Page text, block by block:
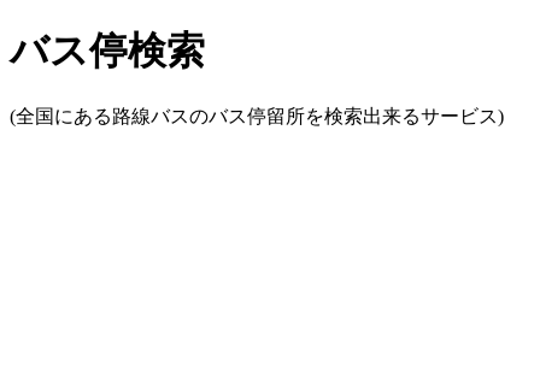
バス停検索
(全国にある路線バスのバス停留所を検索出来るサービス)